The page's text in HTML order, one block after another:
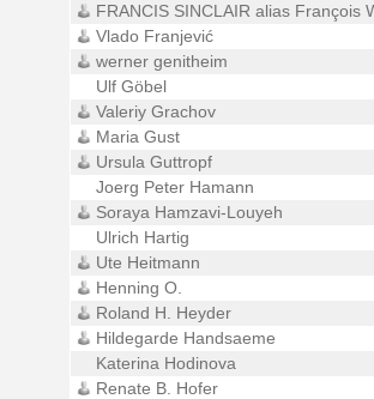
FRANCIS SINCLAIR alias François
Vlado Franjević
werner genitheim
Ulf Göbel
Valeriy Grachov
Maria Gust
Ursula Guttropf
Joerg Peter Hamann
Soraya Hamzavi-Louyeh
Ulrich Hartig
Ute Heitmann
Henning O.
Roland H. Heyder
Hildegarde Handsaeme
Katerina Hodinova
Renate B. Hofer